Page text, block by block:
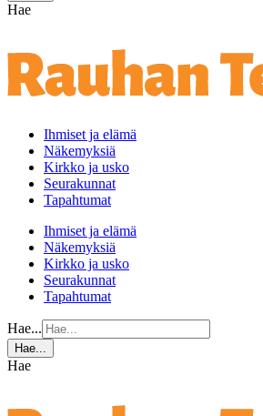
Hae
Ihmiset ja elämä
Näkemyksiä
Kirkko ja usko
Seurakunnat
Tapahtumat
Ihmiset ja elämä
Näkemyksiä
Kirkko ja usko
Seurakunnat
Tapahtumat
Hae...
Hae...
Hae